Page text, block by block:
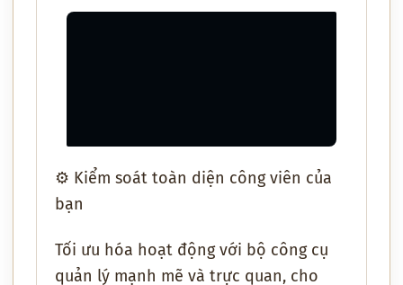
⚙️ Kiểm soát toàn diện công viên của
bạn
Tối ưu hóa hoạt động với bộ công cụ
quản lý mạnh mẽ và trực quan, cho